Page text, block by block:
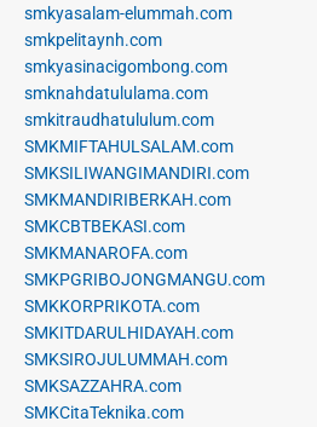
smkyasalam-elummah.com
smkpelitaynh.com
smkyasinacigombong.com
smknahdatululama.com
smkitraudhatululum.com
SMKMIFTAHULSALAM.com
SMKSILIWANGIMANDIRI.com
SMKMANDIRIBERKAH.com
SMKCBTBEKASI.com
SMKMANAROFA.com
SMKPGRIBOJONGMANGU.com
SMKKORPRIKOTA.com
SMKITDARULHIDAYAH.com
SMKSIROJULUMMAH.com
SMKSAZZAHRA.com
SMKCitaTeknika.com